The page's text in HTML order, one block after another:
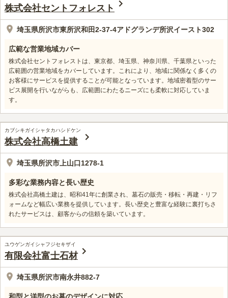
株式会社セントフォレスト
埼玉県所沢市東所沢和田2-37-4アドグランデ所沢イースト302
広範な営業地域カバー
株式会社セントフォレストは、東京都、埼玉県、神奈川県、千葉県といった
広範囲の営業地域をカバーしています。これにより、地域に関係なく多くの
お客様にサービスを提供することが可能となっています。地域密着型のサー
ビス展開を行いながらも、広範囲にわたるニーズにも柔軟に対応していま
す。
カブシキガイシャタカハシドケン
株式会社高橋土建
埼玉県所沢市上山口1278-1
多彩な業務内容と長い歴史
株式会社高橋土建は、昭和41年に創業され、墓石の販売・移転・再建・リフ
ォームなど幅広い業務を提供しています。長い歴史と豊富な経験に裏打ちさ
れたサービスは、顧客からの信頼を築いています。
ユウゲンガイシャフジセキザイ
有限会社富士石材
埼玉県所沢市南永井882-7